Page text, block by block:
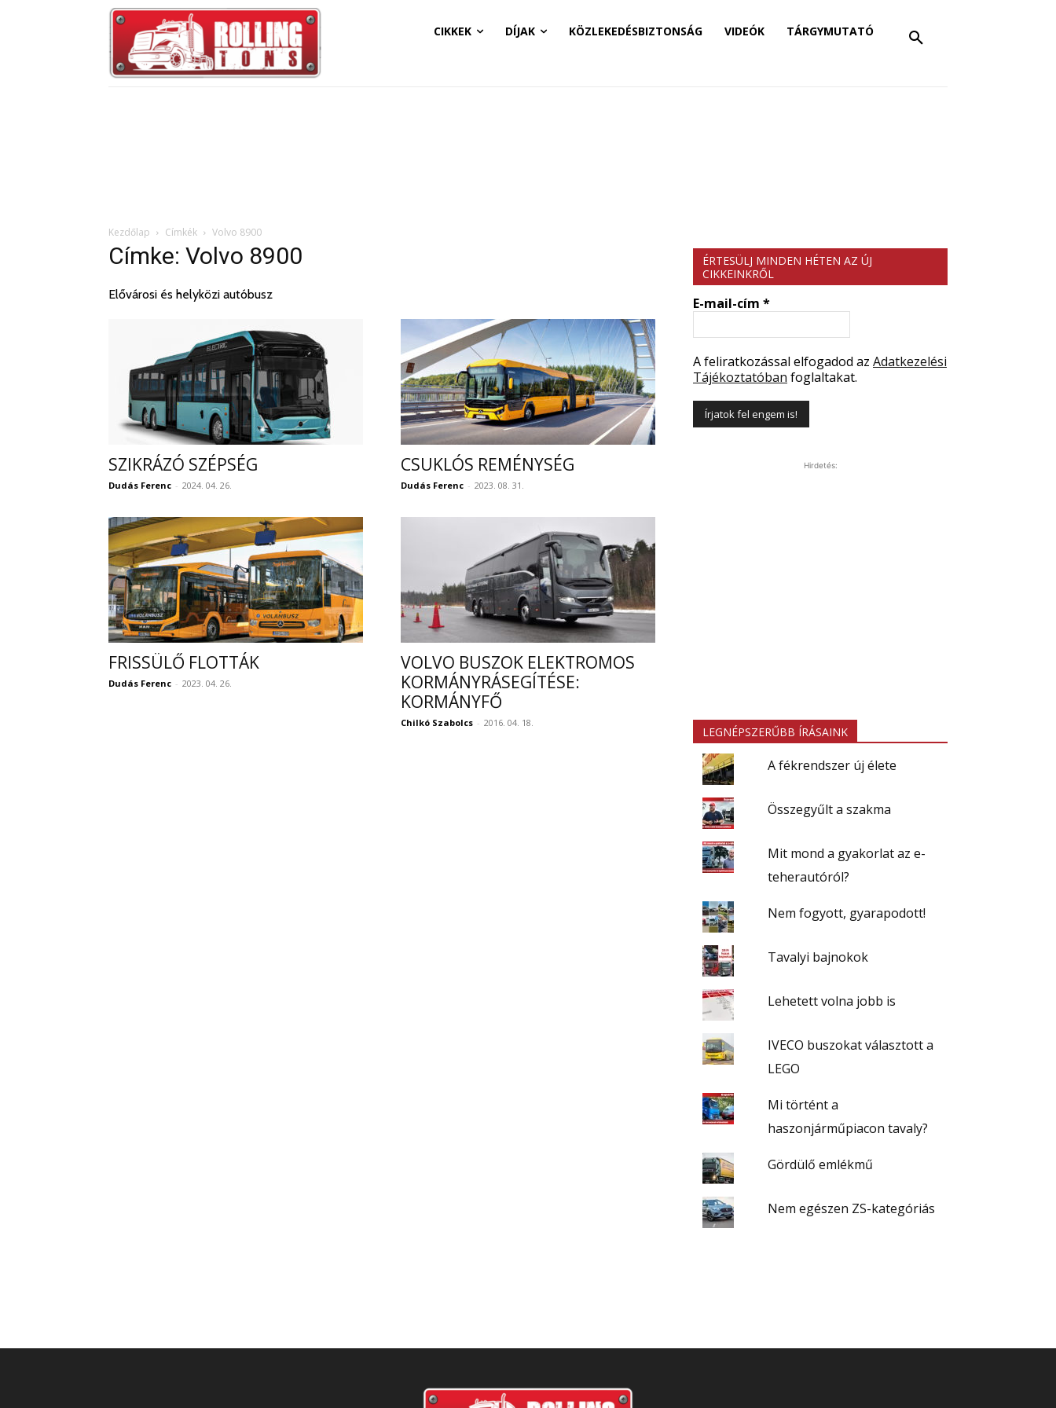
CIKKEK DÍJAK KÖZLEKEDÉSBIZTONSÁG VIDEÓK TÁRGYMUTATÓ
Kezdőlap Címkék Volvo 8900
Címke: Volvo 8900
Elővárosi és helyközi autóbusz
SZIKRÁZÓ SZÉPSÉG
Dudás Ferenc - 2024. 04. 26.
CSUKLÓS REMÉNYSÉG
Dudás Ferenc - 2023. 08. 31.
FRISSÜLŐ FLOTTÁK
Dudás Ferenc - 2023. 04. 26.
VOLVO BUSZOK ELEKTROMOS
KORMÁNYRÁSEGÍTÉSE:
KORMÁNYFŐ
Chilkó Szabolcs - 2016. 04. 18.
ÉRTESÜLJ MINDEN HÉTEN AZ ÚJ
CIKKEINKRŐL
E-mail-cím *
A feliratkozással elfogadod az Adatkezelési
Tájékoztatóban foglaltakat.
Hirdetés:
LEGNÉPSZERŰBB ÍRÁSAINK
A fékrendszer új élete
Összegyűlt a szakma
Mit mond a gyakorlat az e-
teherautóról?
Nem fogyott, gyarapodott!
Tavalyi bajnokok
Lehetett volna jobb is
IVECO buszokat választott a
LEGO
Mi történt a
haszonjárműpiacon tavaly?
Gördülő emlékmű
Nem egészen ZS-kategóriás